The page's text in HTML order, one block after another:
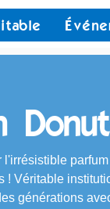
l'irrésistible
! Véritable
générations